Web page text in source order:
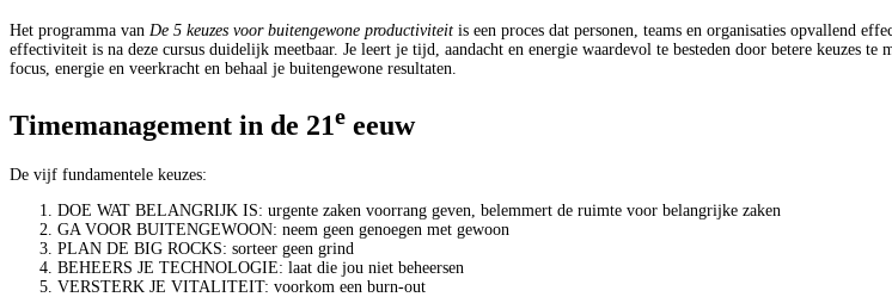
Het programma van De 5 keuzes voor buitengewone productiviteit is een proces dat personen, teams en organisaties opvallend
effectiviteit is na deze cursus duidelijk meetbaar. Je leert je tijd, aandacht en energie waardevol te besteden door betere keuzes
focus, energie en veerkracht en behaal je buitengewone resultaten.
Timemanagement in de 21e eeuw
De vijf fundamentele keuzes:
DOE WAT BELANGRIJK IS: urgente zaken voorrang geven, belemmert de ruimte voor belangrijke zaken
GA VOOR BUITENGEWOON: neem geen genoegen met gewoon
PLAN DE BIG ROCKS: sorteer geen grind
BEHEERS JE TECHNOLOGIE: laat die jou niet beheersen
VERSTERK JE VITALITEIT: voorkom een burn-out